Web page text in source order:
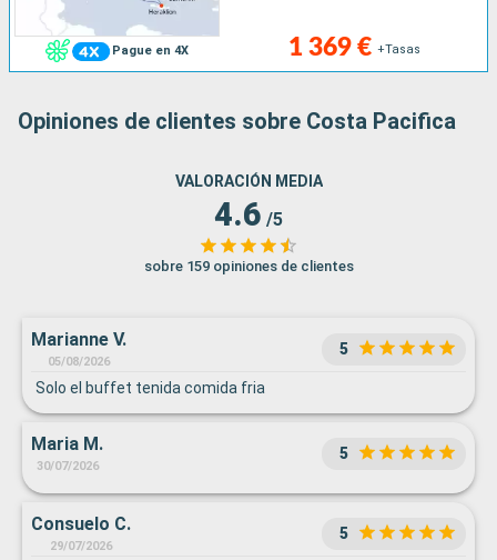
Pague en 4X 1 369 € +Tasas
Opiniones de clientes sobre Costa Pacifica
VALORACIÓN MEDIA
4.6 /5
sobre 159 opiniones de clientes
Marianne V.
05/08/2026
5
Solo el buffet tenida comida fria
Maria M.
30/07/2026
5
Consuelo C.
29/07/2026
5